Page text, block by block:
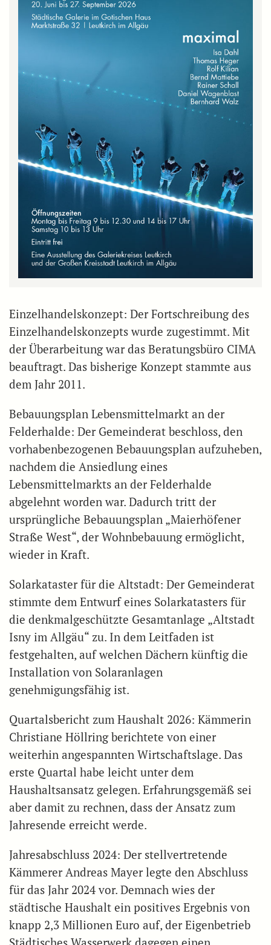
Einzelhandelskonzept: Der Fortschreibung des
Einzelhandelskonzepts wurde zugestimmt. Mit
der Überarbeitung war das Beratungsbüro CIMA
beauftragt. Das bisherige Konzept stammte aus
dem Jahr 2011.
Bebauungsplan Lebensmittelmarkt an der
Felderhalde: Der Gemeinderat beschloss, den
vorhabenbezogenen Bebauungsplan aufzuheben,
nachdem die Ansiedlung eines
Lebensmittelmarkts an der Felderhalde
abgelehnt worden war. Dadurch tritt der
ursprüngliche Bebauungsplan „Maierhöfener
Straße West“, der Wohnbebauung ermöglicht,
wieder in Kraft.
Solarkataster für die Altstadt: Der Gemeinderat
stimmte dem Entwurf eines Solarkatasters für
die denkmalgeschützte Gesamtanlage „Altstadt
Isny im Allgäu“ zu. In dem Leitfaden ist
festgehalten, auf welchen Dächern künftig die
Installation von Solaranlagen
genehmigungsfähig ist.
Quartalsbericht zum Haushalt 2026: Kämmerin
Christiane Höllring berichtete von einer
weiterhin angespannten Wirtschaftslage. Das
erste Quartal habe leicht unter dem
Haushaltsansatz gelegen. Erfahrungsgemäß sei
aber damit zu rechnen, dass der Ansatz zum
Jahresende erreicht werde.
Jahresabschluss 2024: Der stellvertretende
Kämmerer Andreas Mayer legte den Abschluss
für das Jahr 2024 vor. Demnach wies der
städtische Haushalt ein positives Ergebnis von
knapp 2,3 Millionen Euro auf, der Eigenbetrieb